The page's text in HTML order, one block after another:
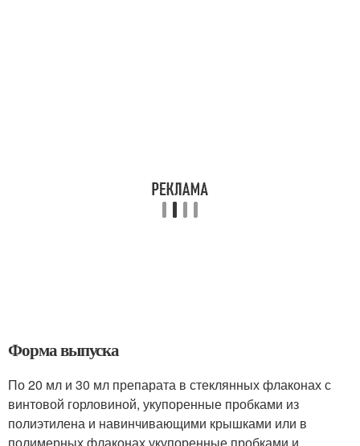
Форма выпуска
По 20 мл и 30 мл препарата в стеклянных флаконах с
винтовой горловиной, укупоренные пробками из
полиэтилена и навинчивающими крышками или в